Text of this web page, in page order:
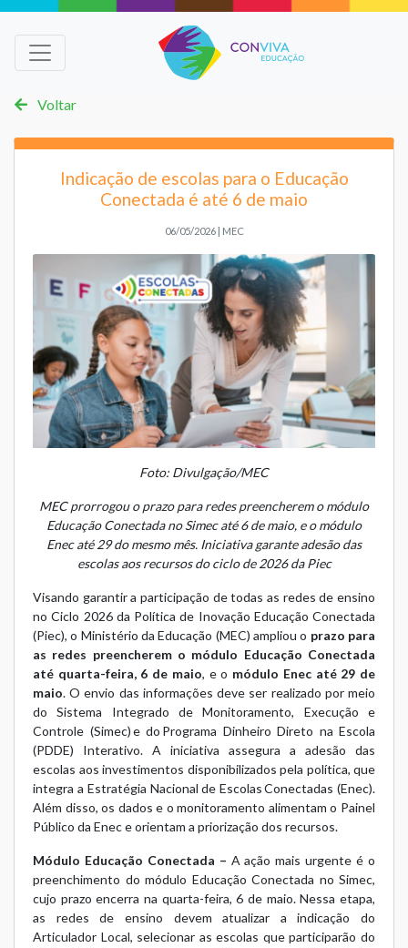
Voltar
Indicação de escolas para o Educação
Conectada é até 6 de maio
06/05/2026 | MEC
Foto: Divulgação/MEC
MEC prorrogou o prazo para redes preencherem o módulo
Educação Conectada no Simec até 6 de maio, e o módulo
Enec até 29 do mesmo mês. Iniciativa garante adesão das
escolas aos recursos do ciclo de 2026 da Piec
Visando garantir a participação de todas as redes de ensino
no Ciclo 2026 da Política de Inovação Educação Conectada
(Piec), o Ministério da Educação (MEC) ampliou o prazo para
as redes preencherem o módulo Educação Conectada
até quarta-feira, 6 de maio, e o módulo Enec até 29 de
maio. O envio das informações deve ser realizado por meio
doSistema Integrado de Monitoramento, Execução e
Controle (Simec)e do Programa Dinheiro Direto na Escola
(PDDE) Interativo. A iniciativa assegura a adesão das
escolas aos investimentos disponibilizados pela política, que
integra a Estratégia Nacional de Escolas Conectadas (Enec).
Além disso, os dados e o monitoramento alimentam o Painel
Público da Enece orientam a priorização dos recursos.
Módulo Educação Conectada – A ação mais urgente é o
preenchimento do módulo Educação Conectada no Simec,
cujo prazo encerra na quarta-feira, 6 de maio. Nessa etapa,
as redes de ensino devem atualizar a indicação do
Articulador Local, selecionar as escolas que participarão do